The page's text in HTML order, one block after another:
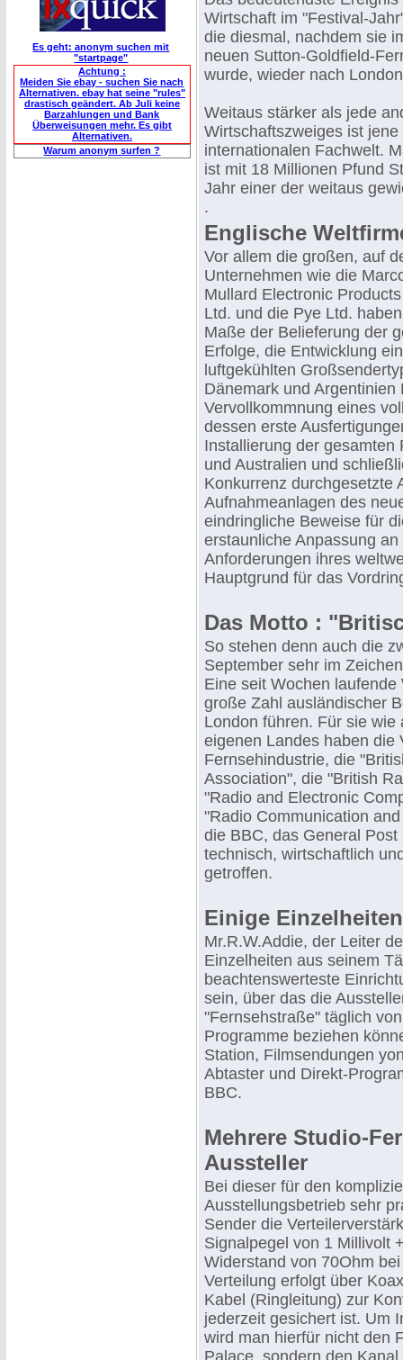
Es geht: anonym suchen mit
"startpage"
Achtung :
Meiden Sie ebay - suchen Sie nach
Alternativen. ebay hat seine "rules"
drastisch geändert. Ab Juli keine
Barzahlungen und Bank
Überweisungen mehr. Es gibt
Alternativen.
Warum anonym surfen ?
Wirtschaft im "Festival-
die diesmal, nachdem sie
neuen Sutton-Goldfield-
wurde, wieder nach
Weitaus stärker als jede
Wirtschaftszweiges ist
internationalen Fachwelt.
ist mit 18 Millionen Pfund
Jahr einer der weitaus
.
Englische
Vor allem die großen, auf
Unternehmen wie die
Mullard Electronic
Ltd. und die Pye Ltd.
Maße der Belieferung der
Erfolge, die Entwicklung
luftgekühlten
Dänemark und
Vervollkommnung eines
dessen erste
Installierung der gesamten
und Australien und
Konkurrenz durchgesetzte
Aufnahmeanlagen des
eindringliche Beweise für
erstaunliche Anpassung
Anforderungen ihres
Hauptgrund für das
Das Motto :
So stehen denn auch die
September sehr im
Eine seit Wochen
große Zahl ausländischer
London führen. Für sie
eigenen Landes haben die
Fernsehindustrie, die
Association", die "British
"Radio and Electronic
"Radio Communication
die BBC, das General
technisch, wirtschaftlich
getroffen.
Einige
Mr.R.W.Addie, der Leiter
Einzelheiten aus seinem
beachtenswerteste
sein, über das die
"Fernsehstraße" täglich
Programme beziehen
Station, Filmsendungen
Abtaster und Direkt-
BBC.
Mehrere Studio-
Aussteller
Bei dieser für den
Ausstellungsbetrieb sehr
Sender die
Signalpegel von 1 Millivolt
Widerstand von 70Ohm
Verteilung erfolgt über
Kabel (Ringleitung) zur
jederzeit gesichert ist. Um
wird man hierfür nicht den
Palace, sondern den